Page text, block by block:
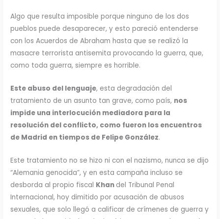
Algo que resulta imposible porque ninguno de los dos
pueblos puede desaparecer, y esto pareció entenderse
con los Acuerdos de Abraham hasta que se realizó la
masacre terrorista antisemita provocando la guerra, que,
como toda guerra, siempre es horrible.
Este abuso del lenguaje, esta degradación del
tratamiento de un asunto tan grave, como país, nos
impide una interlocución mediadora para la
resolución del conflicto, como fueron los encuentros
de Madrid en tiempos de Felipe González.
Este tratamiento no se hizo ni con el nazismo, nunca se dijo
“Alemania genocida”, y en esta campaña incluso se
desborda al propio fiscal Khan del Tribunal Penal
Internacional, hoy dimitido por acusación de abusos
sexuales, que solo llegó a calificar de crímenes de guerra y